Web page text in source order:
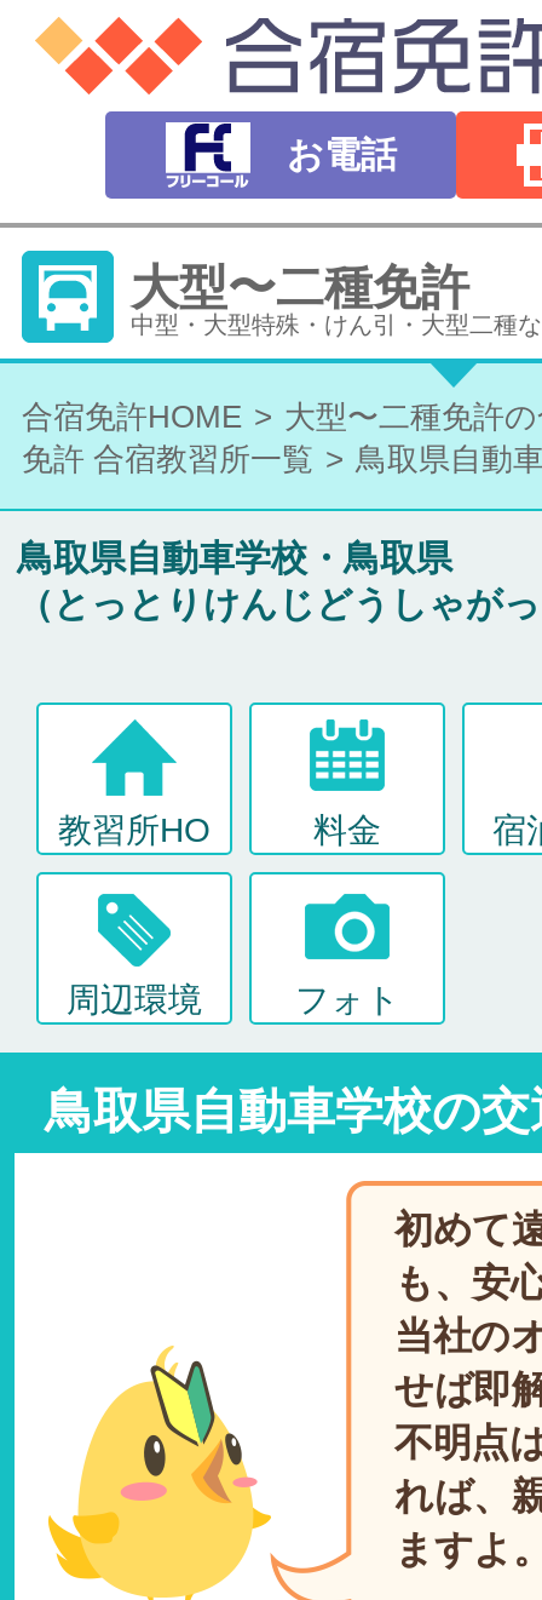
お電話
大型〜二種免許
中型・大型特殊・けん引・大型二種
普通自動車免許
オートマ（AT）・マニュアル（MT）
バイク免許
普通二輪（中型二輪）・大型二輪
普通車+バイク
同時取得
合宿免許HOME
大型〜二種免許
免許 合宿教習所一覧
鳥取県自動
鳥取県自動車学校・鳥取県
（とっとりけんじどうしゃが
教習所HO 料金 宿
周辺環境 フォト
鳥取県自動車学校の
初めて
も、安
当社の
せば即
不明点
れば、
ますよ